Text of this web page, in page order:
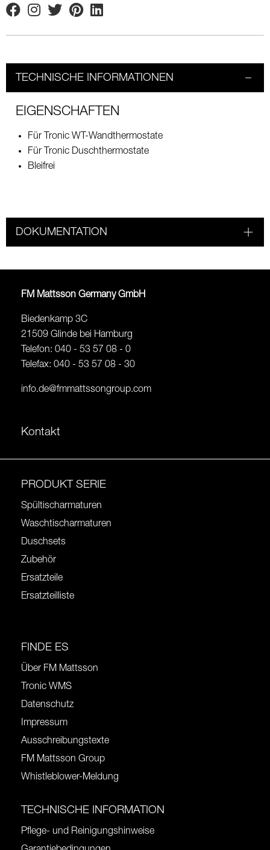
FacebookInstagram
TwitterPinterestLinkedin
TECHNISCHE INFORMATIONEN
EIGENSCHAFTEN
Für Tronic WT-Wandthermostate
Für Tronic Duschthermostate
Bleifrei
DOKUMENTATION
FM Mattsson Germany GmbH
Biedenkamp 3C
21509 Glinde bei Hamburg
Telefon: 040 - 53 57 08 - 0
Telefax: 040 - 53 57 08 - 30
info.de@fmmattssongroup.com
Kontakt
PRODUKT SERIE
Spültischarmaturen
Waschtischarmaturen
Duschsets
Zubehör
Ersatzteile
Ersatzteilliste
FINDE ES
Über FM Mattsson
Tronic WMS
Datenschutz
Impressum
Ausschreibungstexte
FM Mattsson Group
Whistleblower-Meldung
TECHNISCHE INFORMATION
Pflege- und Reinigungshinweise